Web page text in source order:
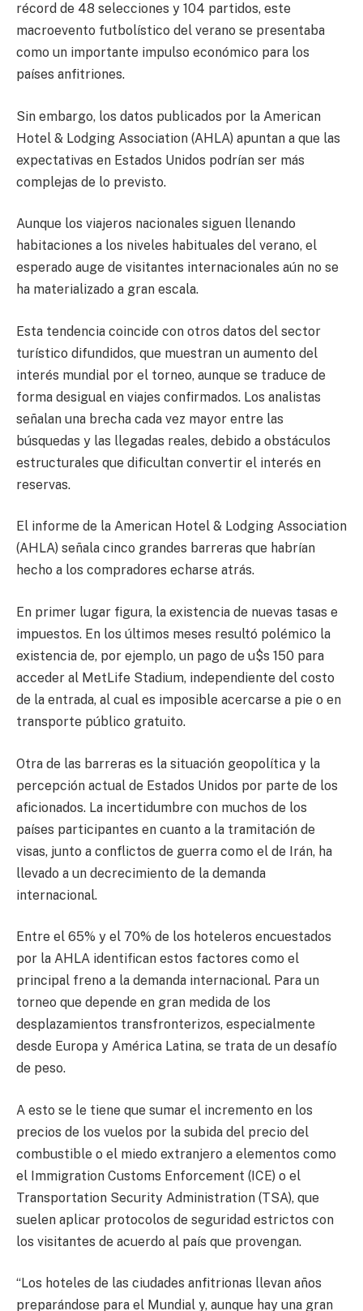
récord de 48 selecciones y 104 partidos, este
macroevento futbolístico del verano se presentaba
como un importante impulso económico para los
países anfitriones.
Sin embargo, los datos publicados por la American
Hotel & Lodging Association (AHLA) apuntan a que las
expectativas en Estados Unidos podrían ser más
complejas de lo previsto.
Aunque los viajeros nacionales siguen llenando
habitaciones a los niveles habituales del verano, el
esperado auge de visitantes internacionales aún no se
ha materializado a gran escala.
Esta tendencia coincide con otros datos del sector
turístico difundidos, que muestran un aumento del
interés mundial por el torneo, aunque se traduce de
forma desigual en viajes confirmados. Los analistas
señalan una brecha cada vez mayor entre las
búsquedas y las llegadas reales, debido a obstáculos
estructurales que dificultan convertir el interés en
reservas.
El informe de la American Hotel & Lodging Association
(AHLA) señala cinco grandes barreras que habrían
hecho a los compradores echarse atrás.
En primer lugar figura, la existencia de nuevas tasas e
impuestos. En los últimos meses resultó polémico la
existencia de, por ejemplo, un pago de u$s 150 para
acceder al MetLife Stadium, independiente del costo
de la entrada, al cual es imposible acercarse a pie o en
transporte público gratuito.
Otra de las barreras es la situación geopolítica y la
percepción actual de Estados Unidos por parte de los
aficionados. La incertidumbre con muchos de los
países participantes en cuanto a la tramitación de
visas, junto a conflictos de guerra como el de Irán, ha
llevado a un decrecimiento de la demanda
internacional.
Entre el 65% y el 70% de los hoteleros encuestados
por la AHLA identifican estos factores como el
principal freno a la demanda internacional. Para un
torneo que depende en gran medida de los
desplazamientos transfronterizos, especialmente
desde Europa y América Latina, se trata de un desafío
de peso.
A esto se le tiene que sumar el incremento en los
precios de los vuelos por la subida del precio del
combustible o el miedo extranjero a elementos como
el Immigration Customs Enforcement (ICE) o el
Transportation Security Administration (TSA), que
suelen aplicar protocolos de seguridad estrictos con
los visitantes de acuerdo al país que provengan.
“Los hoteles de las ciudades anfitrionas llevan años
preparándose para el Mundial y, aunque hay una gran